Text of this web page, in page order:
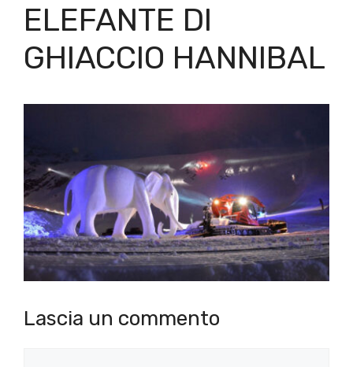
ELEFANTE DI
GHIACCIO HANNIBAL
Lascia un commento